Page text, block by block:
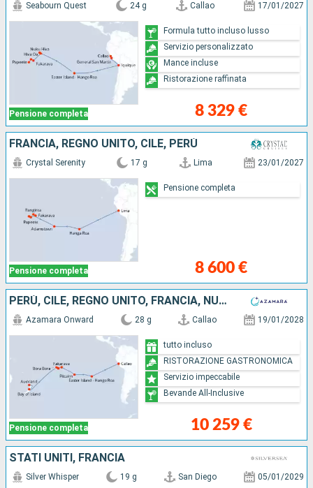
Pensione completa
Seabourn Quest 24 g Callao 17/01/2027
8 329 €
Formula tutto incluso lusso
Servizio personalizzato
Mance incluse
Ristorazione raffinata
FRANCIA, REGNO UNITO, CILE, PERÙ
Pensione completa
Crystal Serenity 17 g Lima 23/01/2027
8 600 €
Pensione completa
PERÙ, CILE, REGNO UNITO, FRANCIA, NUOVA ZELANDA
Pensione completa
Azamara Onward 28 g Callao 19/01/2028
10 259 €
tutto incluso
RISTORAZIONE GASTRONOMICA
Servizio impeccabile
Bevande All-Inclusive
STATI UNITI, FRANCIA
Silver Whisper 19 g San Diego 05/01/2029